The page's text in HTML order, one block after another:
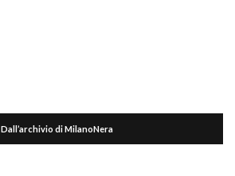
Dall’archivio di MilanoNera